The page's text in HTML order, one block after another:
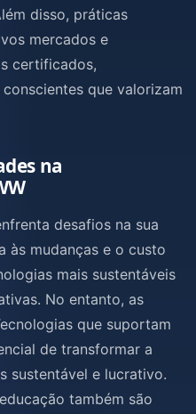
disso, práticas
mercados e
certificados,
que valorizam
na
desafios na sua
às mudanças e o custo
mais sustentáveis
No entanto, as
que suportam
de transformar a
sustentável e lucrativo.
também são